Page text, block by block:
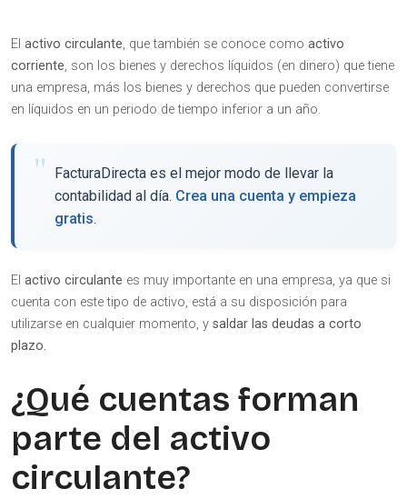
El activo circulante, que también se conoce como activo
corriente, son los bienes y derechos líquidos (en dinero) que tiene
una empresa, más los bienes y derechos que pueden convertirse
en líquidos en un periodo de tiempo inferior a un año.
FacturaDirecta es el mejor modo de llevar la
contabilidad al día. Crea una cuenta y empieza
gratis.
El activo circulante es muy importante en una empresa, ya que si
cuenta con este tipo de activo, está a su disposición para
utilizarse en cualquier momento, y saldar las deudas a corto
plazo.
¿Qué cuentas forman
parte del activo
circulante?